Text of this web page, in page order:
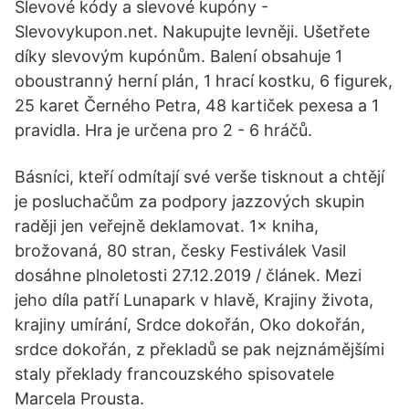
Slevové kódy a slevové kupóny -
Slevovykupon.net. Nakupujte levněji. Ušetřete
díky slevovým kupónům. Balení obsahuje 1
oboustranný herní plán, 1 hrací kostku, 6 figurek,
25 karet Černého Petra, 48 kartiček pexesa a 1
pravidla. Hra je určena pro 2 - 6 hráčů.
Básníci, kteří odmítají své verše tisknout a chtějí
je posluchačům za podpory jazzových skupin
raději jen veřejně deklamovat. 1× kniha,
brožovaná, 80 stran, česky Festiválek Vasil
dosáhne plnoletosti 27.12.2019 / článek. Mezi
jeho díla patří Lunapark v hlavě, Krajiny života,
krajiny umírání, Srdce dokořán, Oko dokořán,
srdce dokořán, z překladů se pak nejznámějšími
staly překlady francouzského spisovatele
Marcela Prousta.